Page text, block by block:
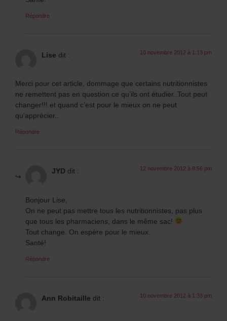
Répondre
Lise dit : 10 novembre 2012 à 1:13 pm
Merci pour cet article, dommage que certains nutritionnistes
ne remettent pas en question ce qu’ils ont étudier..Tout peut
changer!!! et quand c’est pour le mieux on ne peut
qu’apprécier..
Répondre
JYD dit : 12 novembre 2012 à 8:56 pm
Bonjour Lise,
On ne peut pas mettre tous les nutritionnistes, pas plus
que tous les pharmaciens, dans le même sac!
Tout change. On espère pour le mieux.
Santé!
Répondre
Ann Robitaille dit : 10 novembre 2012 à 1:33 pm